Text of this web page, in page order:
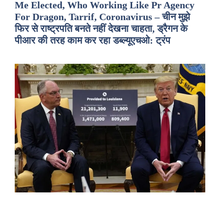
Me Elected, Who Working Like Pr Agency
For Dragon, Tarrif, Coronavirus – चीन मुझे
फिर से राष्ट्रपति बनते नहीं देखना चाहता, ड्रैगन के
पीआर की तरह काम कर रहा डब्ल्यूएचओ: ट्रंप